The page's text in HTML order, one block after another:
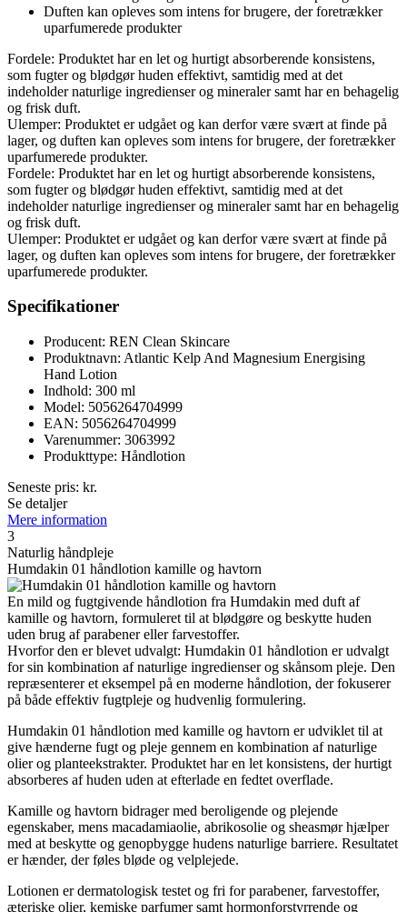
Duften kan opleves som intens for brugere, der foretrækker
uparfumerede produkter
Fordele: Produktet har en let og hurtigt absorberende konsistens,
som fugter og blødgør huden effektivt, samtidig med at det
indeholder naturlige ingredienser og mineraler samt har en behagelig
og frisk duft.
Ulemper: Produktet er udgået og kan derfor være svært at finde på
lager, og duften kan opleves som intens for brugere, der foretrækker
uparfumerede produkter.
Fordele: Produktet har en let og hurtigt absorberende konsistens,
som fugter og blødgør huden effektivt, samtidig med at det
indeholder naturlige ingredienser og mineraler samt har en behagelig
og frisk duft.
Ulemper: Produktet er udgået og kan derfor være svært at finde på
lager, og duften kan opleves som intens for brugere, der foretrækker
uparfumerede produkter.
Specifikationer
Producent: REN Clean Skincare
Produktnavn: Atlantic Kelp And Magnesium Energising
Hand Lotion
Indhold: 300 ml
Model: 5056264704999
EAN: 5056264704999
Varenummer: 3063992
Produkttype: Håndlotion
Seneste pris: kr.
Se detaljer
Mere information
3
Naturlig håndpleje
Humdakin 01 håndlotion kamille og havtorn
En mild og fugtgivende håndlotion fra Humdakin med duft af
kamille og havtorn, formuleret til at blødgøre og beskytte huden
uden brug af parabener eller farvestoffer.
Hvorfor den er blevet udvalgt: Humdakin 01 håndlotion er udvalgt
for sin kombination af naturlige ingredienser og skånsom pleje. Den
repræsenterer et eksempel på en moderne håndlotion, der fokuserer
på både effektiv fugtpleje og hudvenlig formulering.
Humdakin 01 håndlotion med kamille og havtorn er udviklet til at
give hænderne fugt og pleje gennem en kombination af naturlige
olier og planteekstrakter. Produktet har en let konsistens, der hurtigt
absorberes af huden uden at efterlade en fedtet overflade.
Kamille og havtorn bidrager med beroligende og plejende
egenskaber, mens macadamiaolie, abrikosolie og sheasmør hjælper
med at beskytte og genopbygge hudens naturlige barriere. Resultatet
er hænder, der føles bløde og velplejede.
Lotionen er dermatologisk testet og fri for parabener, farvestoffer,
æteriske olier, kemiske parfumer samt hormonforstyrrende og